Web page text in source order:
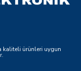
kaliteli ürünleri uygun